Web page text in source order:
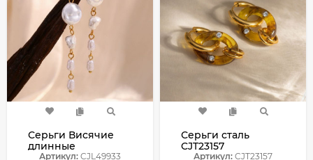
Серьги Висячие
длинные
Жемчужные нити
Артикул: CJL49933
Серьги сталь
CJT23157
Артикул: CJT23157